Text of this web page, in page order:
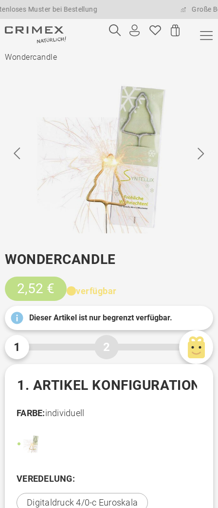
Muster bei Bestellung Große
Wondercandle
WONDERCANDLE
2,52 €
verfügbar
Dieser Artikel ist nur begrenzt verfügbar.
1 2
1. ARTIKEL KONFIGURATION
FARBE:individuell
VEREDELUNG:
Digitaldruck 4/0-c Euroskala